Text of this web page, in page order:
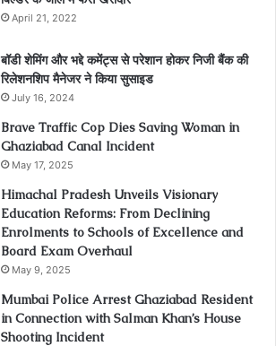
April 21, 2022
बॉडी शेमिंग और भद्दे कमेंट्स से परेशान होकर निजी बैंक की
रिलेशनशिप मैनेजर ने किया सुसाइड
July 16, 2024
Brave Traffic Cop Dies Saving Woman in
Ghaziabad Canal Incident
May 17, 2025
Himachal Pradesh Unveils Visionary
Education Reforms: From Declining
Enrolments to Schools of Excellence and
Board Exam Overhaul
May 9, 2025
Mumbai Police Arrest Ghaziabad Resident
in Connection with Salman Khan’s House
Shooting Incident